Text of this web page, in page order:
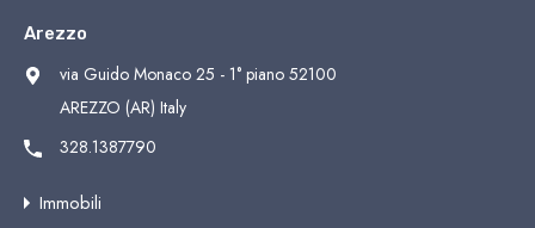
Arezzo
via Guido Monaco 25 - 1° piano 52100
AREZZO (AR) Italy
328.1387790
Immobili